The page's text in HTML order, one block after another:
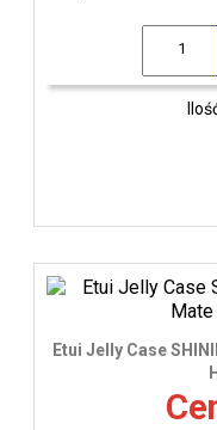
Etui Jelly Case